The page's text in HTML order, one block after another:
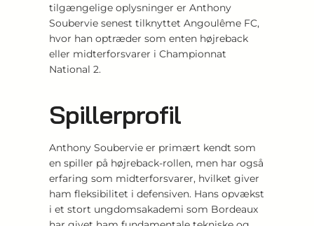
tilgængelige oplysninger er Anthony
Soubervie senest tilknyttet Angoulême FC,
hvor han optræder som enten højreback
eller midterforsvarer i Championnat
National 2.
Spillerprofil
Anthony Soubervie er primært kendt som
en spiller på højreback-rollen, men har også
erfaring som midterforsvarer, hvilket giver
ham fleksibilitet i defensiven. Hans opvækst
i et stort ungdomsakademi som Bordeaux